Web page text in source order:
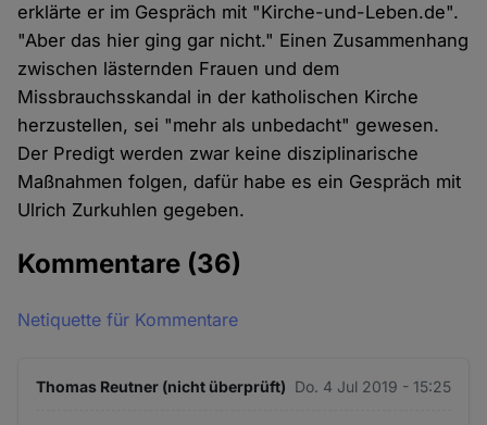
erklärte er im Gespräch mit "Kirche-und-Leben.de".
"Aber das hier ging gar nicht." Einen Zusammenhang
zwischen lästernden Frauen und dem
Missbrauchsskandal in der katholischen Kirche
herzustellen, sei "mehr als unbedacht" gewesen.
Der Predigt werden zwar keine disziplinarische
Maßnahmen folgen, dafür habe es ein Gespräch mit
Ulrich Zurkuhlen gegeben.
Kommentare (36)
Netiquette für Kommentare
Thomas Reutner (nicht überprüft) Do. 4 Jul 2019 - 15:25